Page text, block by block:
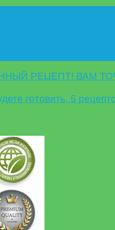
РЕЦЕПТ! ВАМ
готовить, 5